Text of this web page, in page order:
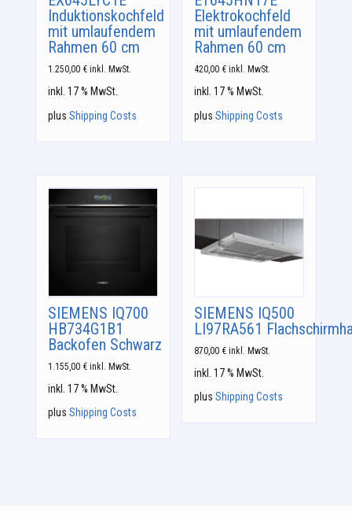
Induktionskochfeld
mit umlaufendem
Rahmen 60 cm
1.250,00 € inkl. MwSt.
inkl. 17 % MwSt.
plus Shipping Costs
Elektrokochfeld
mit umlaufendem
Rahmen 60 cm
420,00 € inkl. MwSt.
inkl. 17 % MwSt.
plusShipping Costs
SIEMENS IQ700
HB734G1B1
Backofen Schwarz
1.155,00 € inkl. MwSt.
inkl. 17 % MwSt.
plus Shipping Costs
SIEMENS IQ500
LI97RA561
870,00 € inkl. MwSt.
inkl. 17 % MwSt.
plusShipping Costs